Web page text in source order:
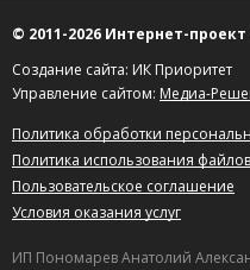
© 2011-2026 Интернет-
Создание сайта: ИК Приоритет
Управление сайтом: Медиа-
Политика обработки
Политика использования
Пользовательское соглашение
Условия оказания услуг
ИП Пономарев Анатолий